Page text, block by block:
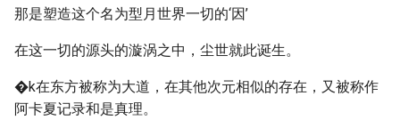
那是塑造这个名为型月世界一切的‘因’
在这一切的源头的漩涡之中，尘世就此诞生。
�k在东方被称为大道，在其他次元相似的存在，又被称作
阿卡夏记录和是真理。